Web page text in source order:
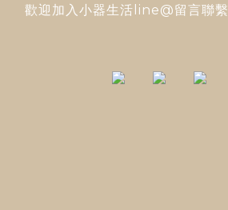
歡迎加入 小器生活line@留言聯繫